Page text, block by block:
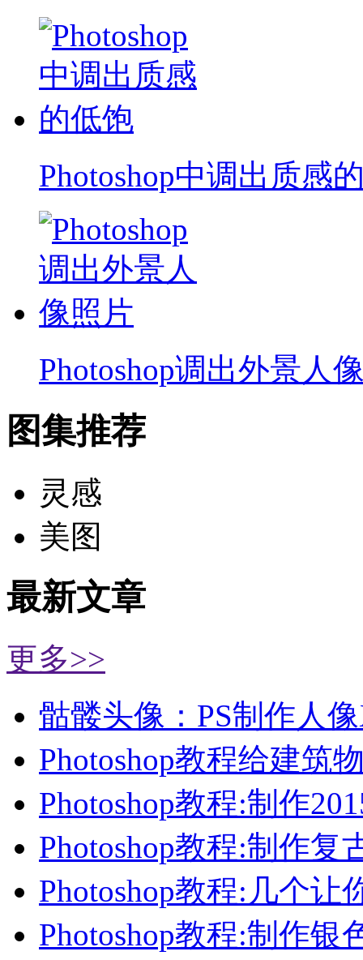
Photoshop中调出质感
Photoshop调出外景人
图集推荐
灵感
美图
最新文章
更多>>
骷髅头像：PS制作人
Photoshop教程给建筑
Photoshop教程:制作
Photoshop教程:制作复
Photoshop教程:几个让
Photoshop教程:制作银